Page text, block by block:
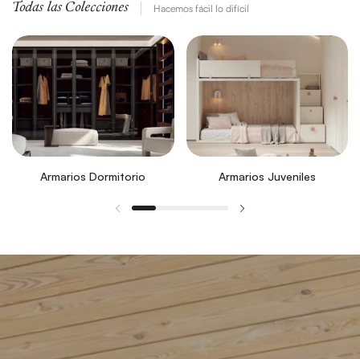
Todas las Colecciones Hacemos fácil lo difícil
Armarios Dormitorio Armarios Juveniles